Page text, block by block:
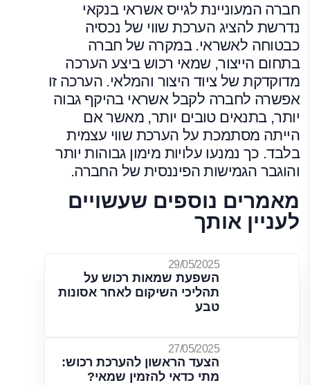
חברה המעוניינת לגייס אשראי בנקאי
נדרשת להציג הערכת שווי של נכסיה
כבטוחה לאשראי. במקרה של חברה
בתחום הייצור, שמאי רכוש ביצע הערכה
מדוקדקת של ציוד היצור והמלאי. הערכה זו
אפשרה לחברה לקבל אשראי בהיקף גבוה
יותר, בתנאים טובים יותר, מאשר אם
הייתה מסתמכת על הערכת שווי עצמית
בלבד. כך נמנעו עלויות מימון גבוהות יותר
והוגבר הגמישות הפיננסית של החברה.
מאמרים נוספים שעשויים
לעניין אותך
29/05/2025
השפעת שמאות רכוש על
תהליכי השיקום לאחר אסונות
טבע
27/05/2025
הצעד הראשון להערכת רכוש:
מתי כדאי להזמין שמאי?